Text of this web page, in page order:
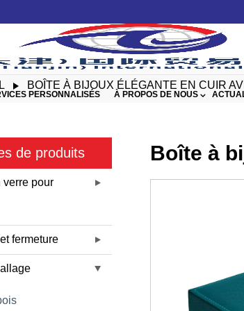
PERSONNALISÉS À PROPOS DE NOUS
BOÎTE À BIJOUX ÉLÉGANTE EN CUIR
de produits
verre pour
fermeture
Boîte à